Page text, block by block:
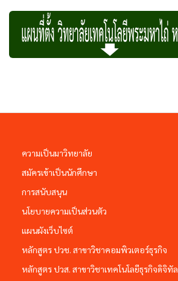
ความเป็นมาวิทยาลัย
สมัครเข้าเป็นนักศึกษา
การสนับสนุน
นโยบายความเป็นส่วนตัว
แผนผังเว็บไซต์
หลักสูตร ปวช. สาขาวิชาคอมพิวเตอร์ธุรกิจ
หลักสูตร ปวส. สาขาวิชาเทคโนโลยีธุรกิจดิจิทัล